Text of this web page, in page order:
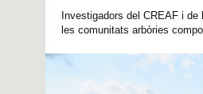
s
Investigadors del CREAF i
les comunitats arbòries